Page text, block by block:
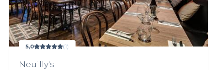
5,0 (1)
Neuilly's